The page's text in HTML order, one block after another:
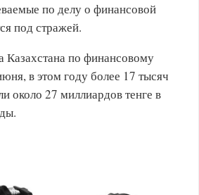
по делу о финансовой
под стражей.
Казахстана по финансовому
в этом году более 17 тысяч
около 27 миллиардов тенге в